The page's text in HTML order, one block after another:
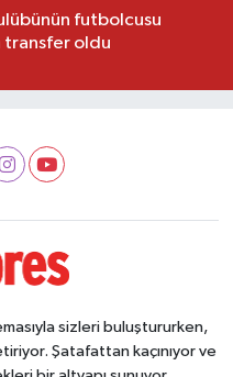
futbolcusu
transfer oldu
sizleri buluştururken,
Şatafattan kaçınıyor ve